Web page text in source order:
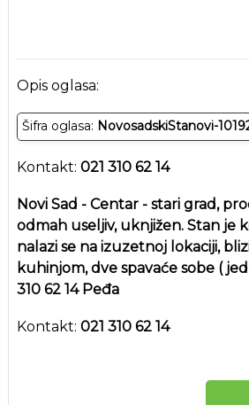
Opis oglasa:
Šifra oglasa: NovosadskiStanovi-
Kontakt: 021 310 62 14
Novi Sad - Centar - stari grad,
odmah useljiv, uknjižen. Stan je
nalazi se na izuzetnoj lokaciji,
kuhinjom, dve spavaće sobe (
310 62 14 Peđa
Kontakt: 021 310 62 14